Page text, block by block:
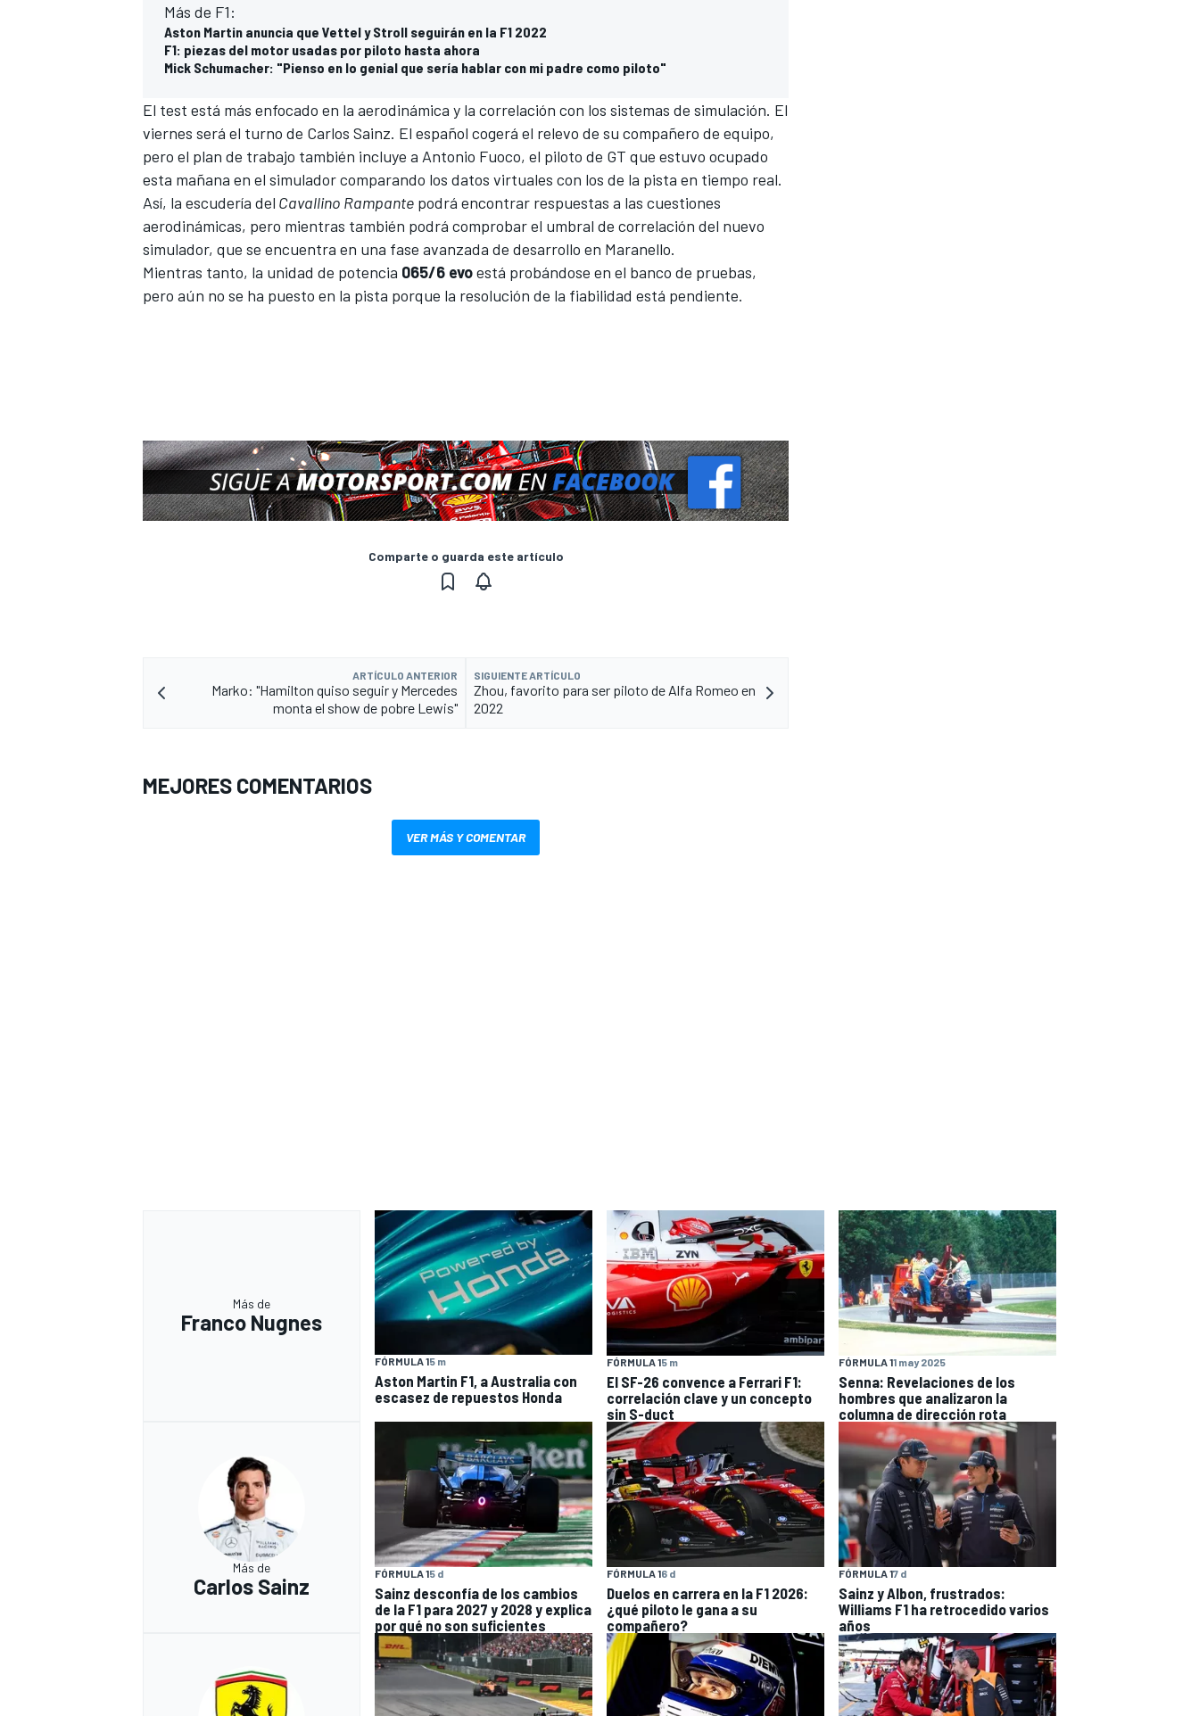
Más de F1:
Aston Martin anuncia que Vettel y Stroll seguirán en la F1 2022
F1: piezas del motor usadas por piloto hasta ahora
Mick Schumacher: "Pienso en lo genial que sería hablar con mi padre como piloto"
El test está más enfocado en la aerodinámica y la correlación con los sistemas de simulación. El
viernes será el turno de Carlos Sainz. El español cogerá el relevo de su compañero de equipo,
pero el plan de trabajo también incluye a Antonio Fuoco, el piloto de GT que estuvo ocupado
esta mañana en el simulador comparando los datos virtuales con los de la pista en tiempo real.
Así, la escudería del Cavallino Rampante podrá encontrar respuestas a las cuestiones
aerodinámicas, pero mientras también podrá comprobar el umbral de correlación del nuevo
simulador, que se encuentra en una fase avanzada de desarrollo en Maranello.
Mientras tanto, la unidad de potencia 065/6 evoestá probándose en el banco de pruebas,
pero aún no se ha puesto en la pista porque la resolución de la fiabilidad está pendiente.
Comparte o guarda este artículo
ARTÍCULO ANTERIOR
Marko: "Hamilton quiso seguir y Mercedes
monta el show de pobre Lewis"
SIGUIENTE ARTÍCULO
Zhou, favorito para ser piloto de Alfa Romeo en
2022
MEJORES COMENTARIOS
VER MÁS Y COMENTAR
Más de
Franco Nugnes
FÓRMULA 15 m
Aston Martin F1, a Australia con
escasez de repuestos Honda
FÓRMULA 15 m
El SF-26 convence a Ferrari F1:
correlación clave y un concepto
sin S-duct
FÓRMULA 11 may 2025
Senna: Revelaciones de los
hombres que analizaron la
columna de dirección rota
Más de
Carlos Sainz
FÓRMULA 15 d
Sainz desconfía de los cambios
de la F1 para 2027 y 2028 y explica
por qué no son suficientes
FÓRMULA 16 d
Duelos en carrera en la F1 2026:
¿qué piloto le gana a su
compañero?
FÓRMULA 17 d
Sainz y Albon, frustrados:
Williams F1 ha retrocedido varios
años